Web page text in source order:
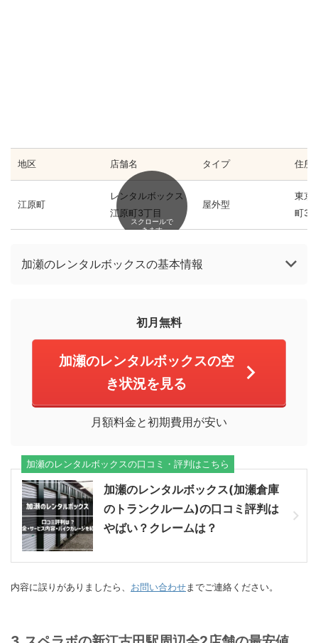
地区 店舗名 タイプ 住所
江原町
レンタルボックス
江原町3丁目
屋外型
東京
町3-
スクロールで
きます
加瀬のレンタルボックスの基本情報
初月無料
加瀬のレンタルボックスの空
き状況を見る
月額料金と初期費用が安い
加瀬のレンタルボックス(加瀬倉庫
のトランクルーム)の口コミ評判は
やばい？クレームは？
加瀬のレンタルボックスの口コミ・評判はこちら
内容に誤りがありましたら、 お問い合わせ までご連絡ください。